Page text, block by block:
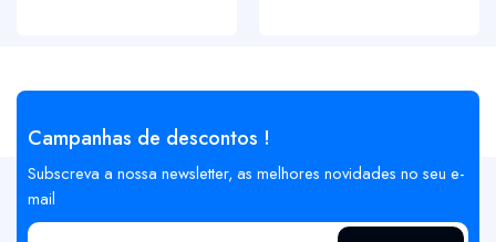
Campanhas de descontos !
Subscreva a nossa newsletter, as melhores novidades no seu e-
mail